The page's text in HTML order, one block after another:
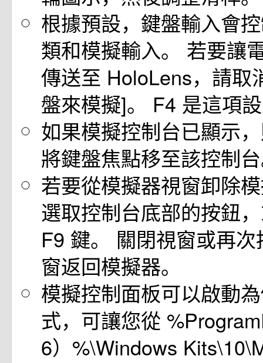
根據預設，鍵盤輸入會
類和模擬輸入。 若要讓
傳送至 HoloLens，請取
盤來模擬]。 F4 是這項
如果模擬控制台已顯示
將鍵盤焦點移至該控制
若要從模擬器視窗卸除
選取控制台底部的按鈕
F9 鍵。 關閉視窗或再
窗返回模擬器。
模擬控制面板可以啟動
式，可讓您從
6）%\Windows